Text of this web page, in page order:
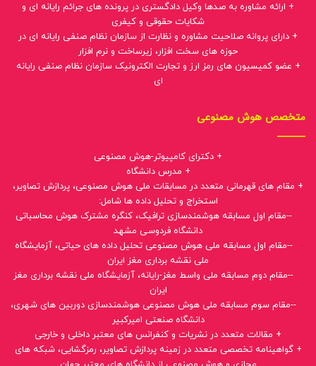
+ ارائه مشاوره به صدها وکیل دادگستری در پرونده های جرائم رایانه ای و
شکایات حقوقی و کیفری
+ دارای پروانه صلاحیت مشاوره و نظارت از سازمان نظام صنفی رایانه ای در
حوزه های سخت افزار، زیرساخت و نرم افزار
+ عضو کمیسیون های رمز ارز و تجارت الکترونیک سازمان نظام صنفی رایانه
ای
متخصص هوش مصنوعی
+ دکترای کامپیوتر-هوش مصنوعی
+ مدرس دانشگاه
+ مقام های قهرمانی متعدد در مسابقات ملی هوش مصنوعی، پردازش تصاویر،
استخراج و تحلیل داده ها شامل:
--مقام اول مسابقه هوشمندسازی ترافیک، کنگره مشترک هوش محاسباتی
دانشگاه فردوسی مشهد
--مقام اول مسابقه ملی هوش مصنوعی تحلیل داده های حیاتی، آزمایشگاه
ملی نقشه برداری مغز ایران
--مقام دوم مسابقه ملی واسط مغز-رایانه، آزمایشگاه ملی نقشه برداری مغز
ایران
--مقام سوم مسابقه ملی هوش مصنوعی هوشمندسازی دوربین های شهری،
دانشگاه صنعتی امیرکبیر
+ مقالات متعدد در نشریات و کنفرانس های معتبر داخلی و خارجی
+ گواهینامه تخصصی متعدد در زمینه پردازش تصاویر، رمزگشایی، شبکه های